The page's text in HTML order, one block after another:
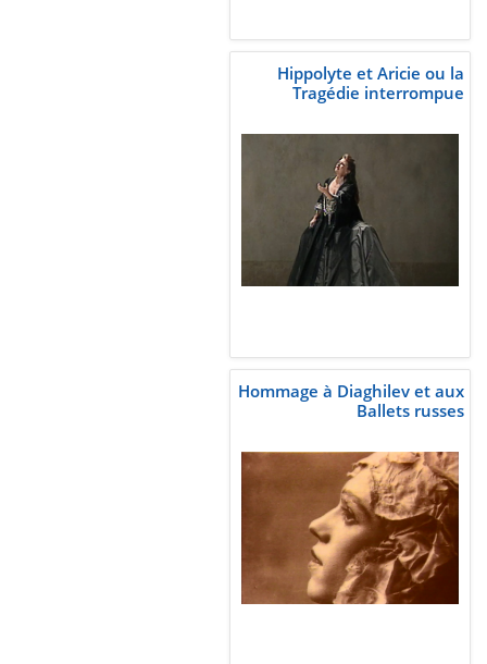
Hippolyte et Aricie ou la
Tragédie interrompue
Hommage à Diaghilev et aux
Ballets russes